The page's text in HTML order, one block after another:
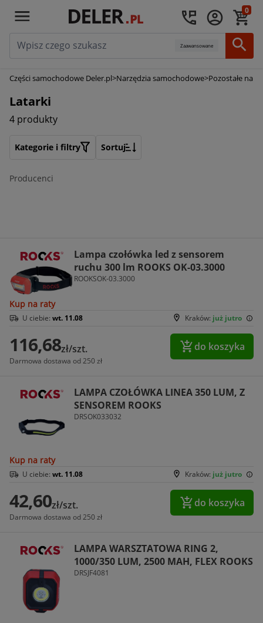
0
Zaawansowane
Części samochodowe Deler.pl>Narzędzia samochodowe>Pozostałe
Latarki
4 produkty
Kategorie i filtry Sortuj
Producenci
Lampa czołówka led z sensorem
ruchu 300 lm ROOKS OK-03.3000
ROOKSOK-03.3000
Kup na raty
Kraków: już jutro
U ciebie: wt. 11.08
116,68zł/szt.
Darmowa dostawa od 250 zł
do koszyka
LAMPA CZOŁÓWKA LINEA 350 LUM, Z
SENSOREM ROOKS
DRSOK033032
Kup na raty
Kraków: już jutro
U ciebie: wt. 11.08
42,60zł/szt.
Darmowa dostawa od 250 zł
do koszyka
LAMPA WARSZTATOWA RING 2,
1000/350 LUM, 2500 MAH, FLEX ROOKS
DRSJF4081